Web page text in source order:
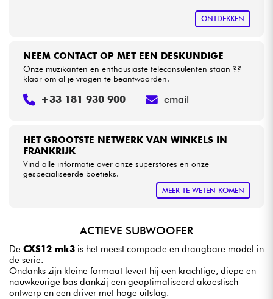
ONTDEKKEN
HET GROOTSTE NETWERK VAN WINKELS IN
FRANKRIJK
Vind alle informatie over onze superstores en onze
gespecialiseerde boetieks.
MEER TE WETEN KOMEN
NEEM CONTACT OP MET EEN DESKUNDIGE
Onze muzikanten en enthousiaste teleconsulenten staan ??
klaar om al je vragen te beantwoorden.
+33 181 930 900 email
ACTIEVE SUBWOOFER
De CXS12 mk3 is het meest compacte en draagbare model in
de serie.
Ondanks zijn kleine formaat levert hij een krachtige, diepe en
nauwkeurige bas dankzij een geoptimaliseerd akoestisch
ontwerp en een driver met hoge uitslag.